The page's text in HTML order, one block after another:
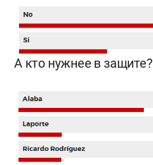
А кто нужнее в защите?